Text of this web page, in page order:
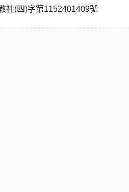
社(四)字第1152401409號